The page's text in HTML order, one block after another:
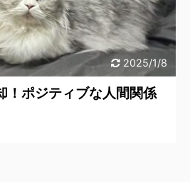
2025/1/8
！ポジティブな人間関係